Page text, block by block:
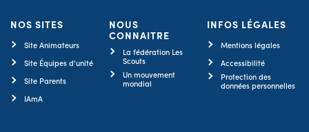
NOS SITES
Site Animateurs
Site Équipes d'unité
Site Parents
IAmA
NOUS
CONNAITRE
La fédération Les
Scouts
Un mouvement
mondial
INFOS LÉGALES
Mentions légales
Accessibilité
Protection des
données personnelles